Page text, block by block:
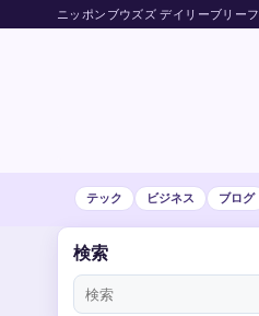
ニッポンブウズズ デイリーブリーフ
テック ビジネス ブログ
検索